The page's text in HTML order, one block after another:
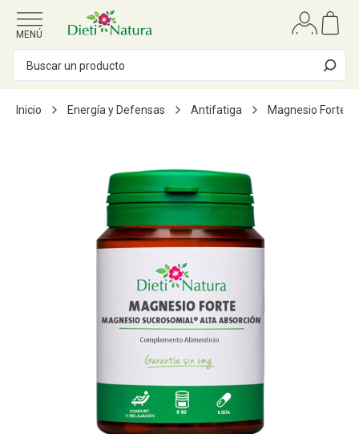
Ir al contenido
MENÚ
Inicio Energía y Defensas Antifatiga Magnesio Forte